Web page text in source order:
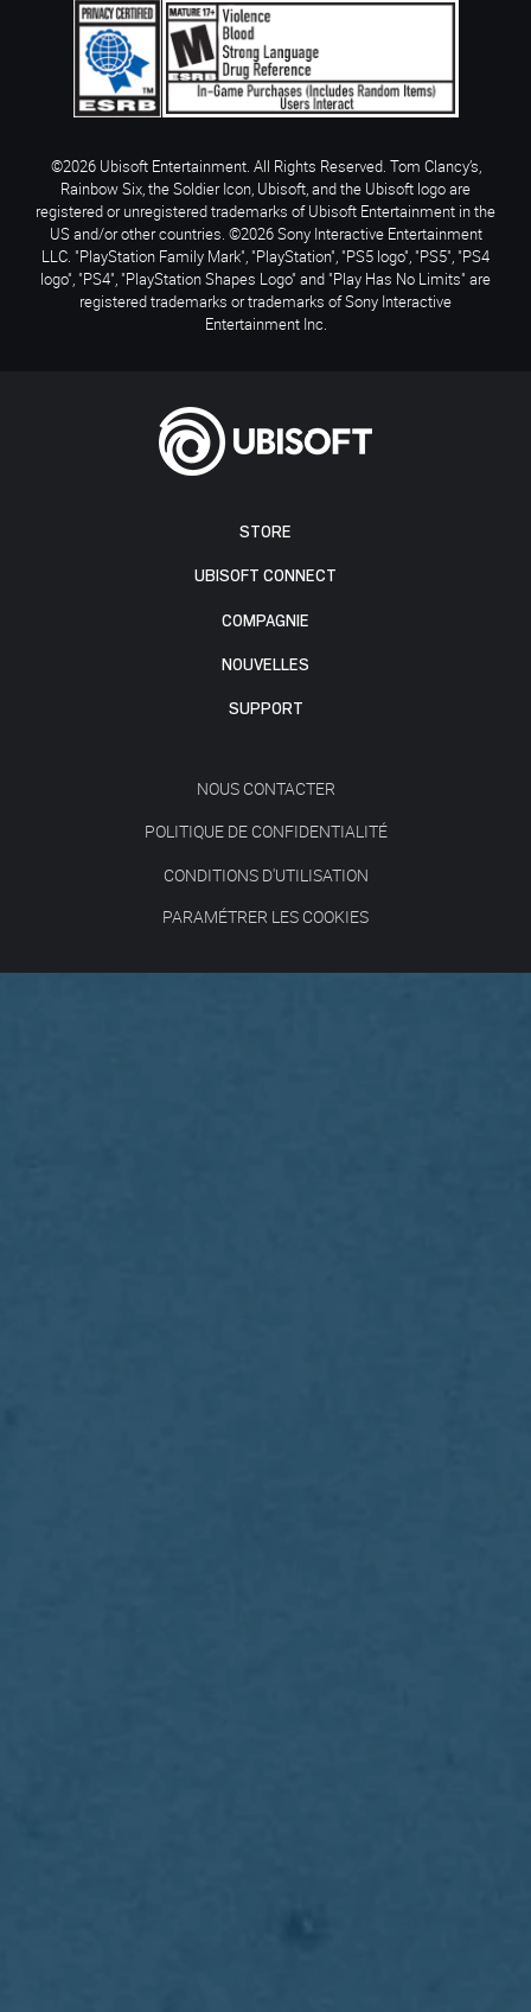
STORE
UBISOFT CONNECT
COMPAGNIE
NOUVELLES
SUPPORT
NOUS CONTACTER
POLITIQUE DE CONFIDENTIALITÉ
CONDITIONS D'UTILISATION
PARAMÉTRER LES COOKIES
©2026 Ubisoft Entertainment. All Rights Reserved. Tom Clancy’s,
Rainbow Six, the Soldier Icon, Ubisoft, and the Ubisoft logo are
registered or unregistered trademarks of Ubisoft Entertainment in the
US and/or other countries. ©2026 Sony Interactive Entertainment
LLC. "PlayStation Family Mark", "PlayStation", "PS5 logo", "PS5", "PS4
logo", "PS4", "PlayStation Shapes Logo" and "Play Has No Limits" are
registered trademarks or trademarks of Sony Interactive
Entertainment Inc.